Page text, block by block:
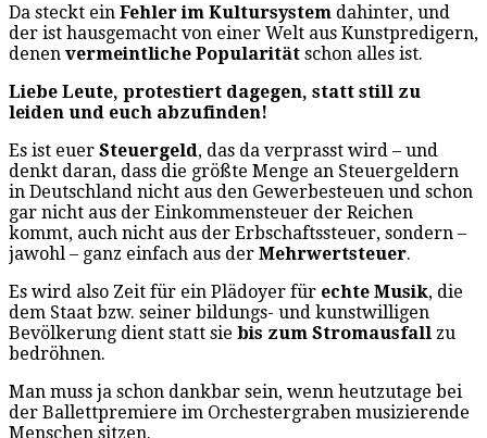
Da steckt ein Fehler im Kultursystem dahinter, und
der ist hausgemacht von einer Welt aus Kunstpredigern,
denen vermeintliche Popularität schon alles ist.
Liebe Leute, protestiert dagegen, statt still zu
leiden und euch abzufinden!
Es ist euer Steuergeld, das da verprasst wird – und
denkt daran, dass die größte Menge an Steuergeldern
in Deutschland nicht aus den Gewerbesteuen und schon
gar nicht aus der Einkommensteuer der Reichen
kommt, auch nicht aus der Erbschaftssteuer, sondern –
jawohl – ganz einfach aus der Mehrwertsteuer.
Es wird also Zeit für ein Plädoyer für echte Musik, die
dem Staat bzw. seiner bildungs- und kunstwilligen
Bevölkerung dient statt sie bis zum Stromausfall zu
bedröhnen.
Man muss ja schon dankbar sein, wenn heutzutage bei
der Ballettpremiere im Orchestergraben musizierende
Menschen sitzen.